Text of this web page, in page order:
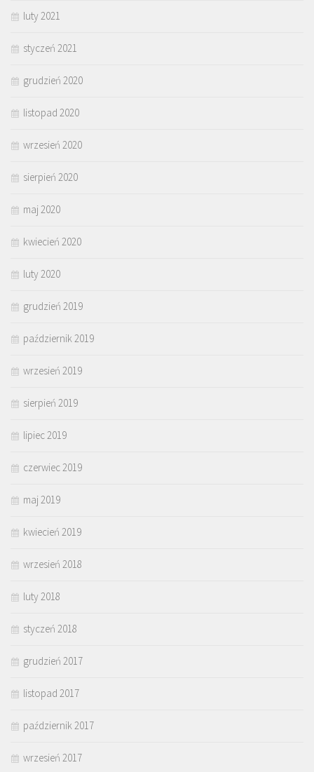
luty 2021
styczeń 2021
grudzień 2020
listopad 2020
wrzesień 2020
sierpień 2020
maj 2020
kwiecień 2020
luty 2020
grudzień 2019
październik 2019
wrzesień 2019
sierpień 2019
lipiec 2019
czerwiec 2019
maj 2019
kwiecień 2019
wrzesień 2018
luty 2018
styczeń 2018
grudzień 2017
listopad 2017
październik 2017
wrzesień 2017